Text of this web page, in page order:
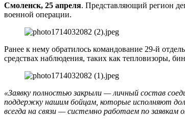
Смоленск, 25 апреля. Представляющий регион
военной операции.
Ранее к нему обратилось командование 29-й
средствах наблюдения, таких как тепловизоры,
«Заявку полностью закрыли — личный состав
поддержку нашим бойцам, которые исполняют
всегда на связи — системно работаем по заявкам